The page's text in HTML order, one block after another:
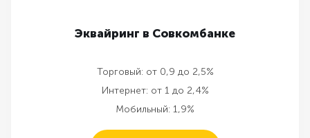
Эквайринг в Совкомбанке
Торговый: от 0,9 до 2,5%
Интернет: от 1 до 2,4%
Мобильный: 1,9%